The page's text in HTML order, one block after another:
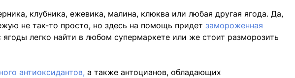
клубника, ежевика, малина, клюква или любая другая ягода. Да,
не так-то просто, но здесь на помощь придет замороженная
ягоды легко найти в любом супермаркете или же стоит разморозить
антиоксидантов, а также антоцианов, обладающих